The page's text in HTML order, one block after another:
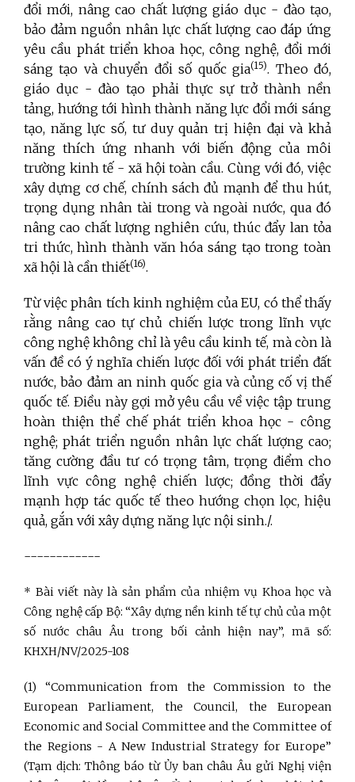
đổi mới, nâng cao chất lượng giáo dục - đào tạo,
bảo đảm nguồn nhân lực chất lượng cao đáp ứng
yêu cầu phát triển khoa học, công nghệ, đổi mới
sáng tạo và chuyển đổi số quốc gia(15). Theo đó,
giáo dục - đào tạo phải thực sự trở thành nền
tảng, hướng tới hình thành năng lực đổi mới sáng
tạo, năng lực số, tư duy quản trị hiện đại và khả
năng thích ứng nhanh với biến động của môi
trường kinh tế - xã hội toàn cầu. Cùng với đó, việc
xây dựng cơ chế, chính sách đủ mạnh để thu hút,
trọng dụng nhân tài trong và ngoài nước, qua đó
nâng cao chất lượng nghiên cứu, thúc đẩy lan tỏa
tri thức, hình thành văn hóa sáng tạo trong toàn
xã hội là cần thiết(16).
Từ việc phân tích kinh nghiệm của EU, có thể thấy
rằng nâng cao tự chủ chiến lược trong lĩnh vực
công nghệ không chỉ là yêu cầu kinh tế, mà còn là
vấn đề có ý nghĩa chiến lược đối với phát triển đất
nước, bảo đảm an ninh quốc gia và củng cố vị thế
quốc tế. Điều này gợi mở yêu cầu về việc tập trung
hoàn thiện thể chế phát triển khoa học - công
nghệ; phát triển nguồn nhân lực chất lượng cao;
tăng cường đầu tư có trọng tâm, trọng điểm cho
lĩnh vực công nghệ chiến lược; đồng thời đẩy
mạnh hợp tác quốc tế theo hướng chọn lọc, hiệu
quả, gắn với xây dựng năng lực nội sinh./.
------------
* Bài viết này là sản phẩm của nhiệm vụ Khoa học và
Công nghệ cấp Bộ: “Xây dựng nền kinh tế tự chủ của một
số nước châu Âu trong bối cảnh hiện nay”, mã số:
KHXH/NV/2025-108
(1) “Communication from the Commission to the
European Parliament, the Council, the European
Economic and Social Committee and the Committee of
the Regions - A New Industrial Strategy for Europe”
(Tạm dịch: Thông báo từ Ủy ban châu Âu gửi Nghị viện